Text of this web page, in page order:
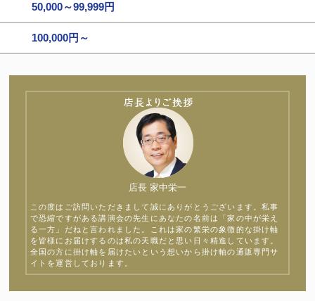
50,000～99,999円
100,000円～
店長 家中栄一
この度はご訪問いただきまして誠にありがとうございます。私事
で恐縮ですがある講演会の先生にあなたの名前は「家の中が栄え
る一方」だねと言われました。これは家の繁栄の象徴的な掛け軸
を皆様にお届けするのは私の天職だと思い日々精進しています。
全国の方に掛け軸を届けたいという想いから掛け軸の通販専門サ
イトを運営しております。